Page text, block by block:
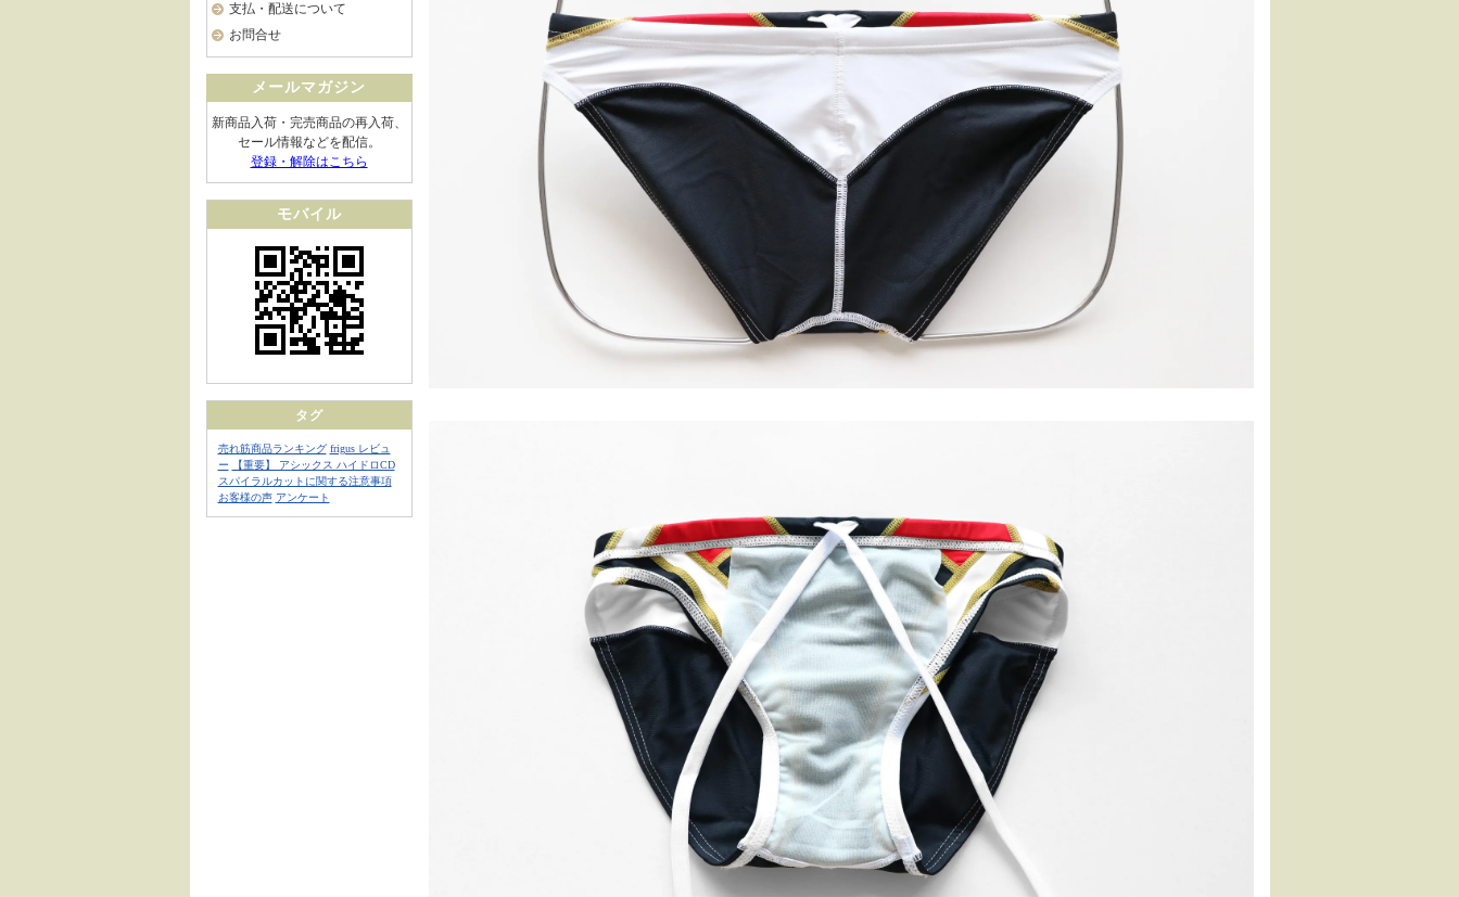
支払・配送について
お問合せ
メールマガジン
新商品入荷・完売商品の再入荷、
セール情報などを配信。
登録・解除はこちら
モバイル
タグ
売れ筋商品ランキング frigus レビュ
ー
【重要】 アシックス ハイドロCD
スパイラルカットに関する注意事項
お客様の声 アンケート